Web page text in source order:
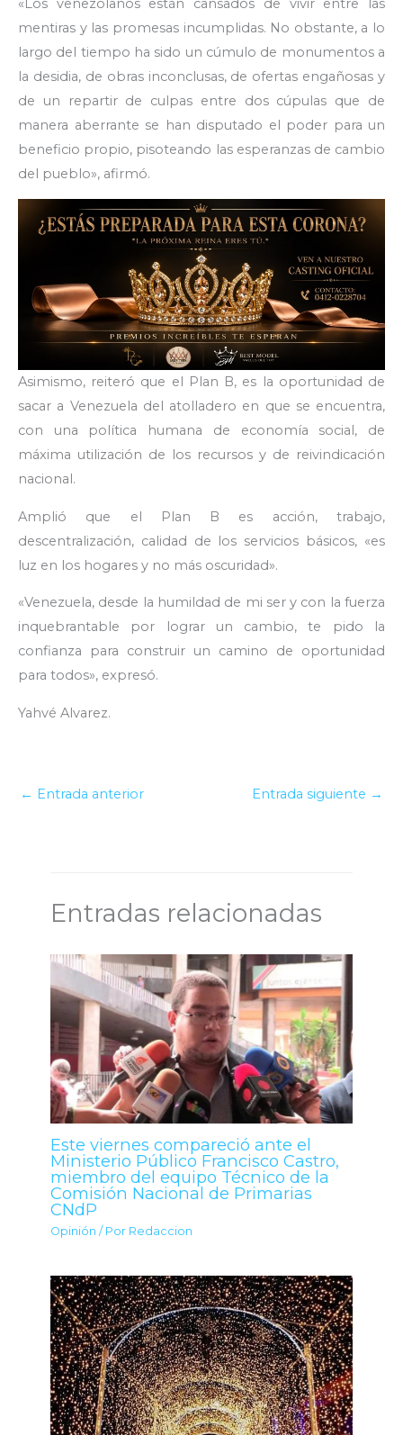
mentiras y las promesas incumplidas. No obstante, a lo
largo del tiempo ha sido un cúmulo de monumentos a
la desidia, de obras inconclusas, de ofertas engañosas y
de un repartir de culpas entre dos cúpulas que de
manera aberrante se han disputado el poder para un
beneficio propio, pisoteando las esperanzas de cambio
del pueblo», afirmó.
Asimismo, reiteró que el Plan B, es la oportunidad de
sacar a Venezuela del atolladero en que se encuentra,
con una política humana de economía social, de
máxima utilización de los recursos y de reivindicación
nacional.
Amplió que el Plan B es acción, trabajo,
descentralización, calidad de los servicios básicos, «es
luz en los hogares y no más oscuridad».
«Venezuela, desde la humildad de mi ser y con la fuerza
inquebrantable por lograr un cambio, te pido la
confianza para construir un camino de oportunidad
para todos», expresó.
Yahvé Alvarez.
← Entrada anterior Entrada siguiente →
Entradas relacionadas
Este viernes compareció ante el
Ministerio Público Francisco Castro,
miembro del equipo Técnico de la
Comisión Nacional de Primarias
CNdP
Opinión / Por Redaccion